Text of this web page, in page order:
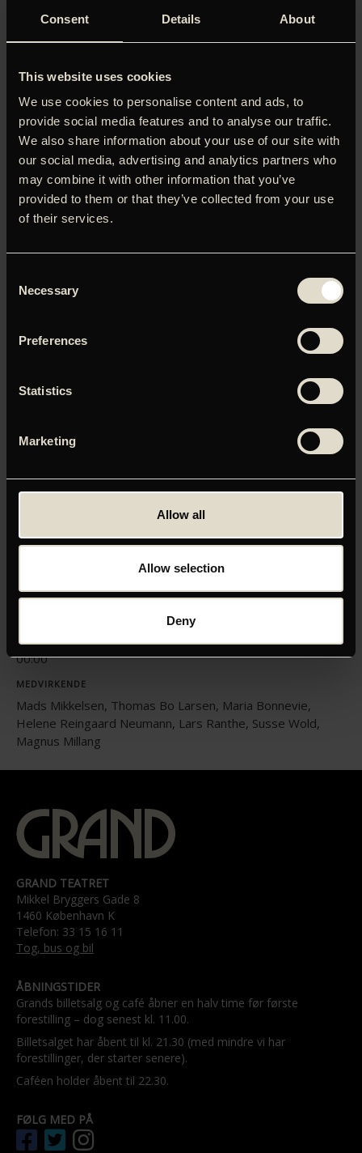
Consent Details About
This website uses cookies
We use cookies to personalise content and ads, to
provide social media features and to analyse our traffic.
We also share information about your use of our site with
our social media, advertising and analytics partners who
may combine it with other information that you’ve
provided to them or that they’ve collected from your use
of their services.
Selection
Necessary
Preferences
Statistics
Marketing
Allow all
Allow selection
Deny
bag ‘Jagten’ i en ny film med Mads Mikkelsen i hovedrollen.
beslutter sig for at teste en teori om, at mennesket er
født med en halv promille for lidt. Teorien foreskriver, at
alkohol i blodet åbner sindet for omverdenen og får
kreativiteten til at stige. Resultatet er vildt. Både
undervisningen og resultaterne løfter sig, og vennerne
begynder for alvor at mærke livet igen. I takt med, at
genstandene ryger indenbords, skrider eksperimentet
Thomas Bo Larsen, Magnus Millang og Lars Ranthe.
video.
Klik her for at opdatere dine indstillinger
ORIGINAL TITEL
INSTRUKTØR
00:00
MEDVIRKENDE
Mads Mikkelsen, Thomas Bo Larsen, Maria Bonnevie,
Helene Reingaard Neumann, Lars Ranthe, Susse Wold,
Magnus Millang
GRAND TEATRET
Mikkel Bryggers Gade 8
1460 København K
Telefon: 33 15 16 11
Tog, bus og bil
ÅBNINGSTIDER
Grands billetsalg og café åbner en halv time før første
forestilling – dog senest kl. 11.00.
Billetsalget har åbent til kl. 21.30 (med mindre vi har
forestillinger, der starter senere).
Caféen holder åbent til 22.30.
FØLG MED PÅ